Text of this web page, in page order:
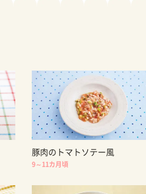
豚肉のトマトソテー風
9～11カ月頃